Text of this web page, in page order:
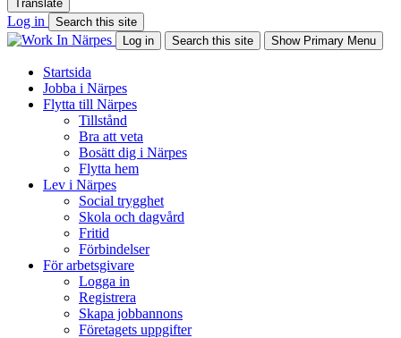
Translate
Log in
Search this site
Log in
Search this site Show Primary Menu
Startsida
Jobba i Närpes
Flytta till Närpes
Tillstånd
Bra att veta
Bosätt dig i Närpes
Flytta hem
Lev i Närpes
Social trygghet
Skola och dagvård
Fritid
Förbindelser
För arbetsgivare
Logga in
Registrera
Skapa jobbannons
Företagets uppgifter